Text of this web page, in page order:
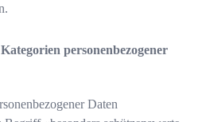
personenbezogener
Daten